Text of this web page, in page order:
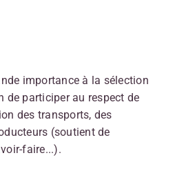
importance à la sélection
de participer au respect de
des transports, des
(soutient de
faire...).